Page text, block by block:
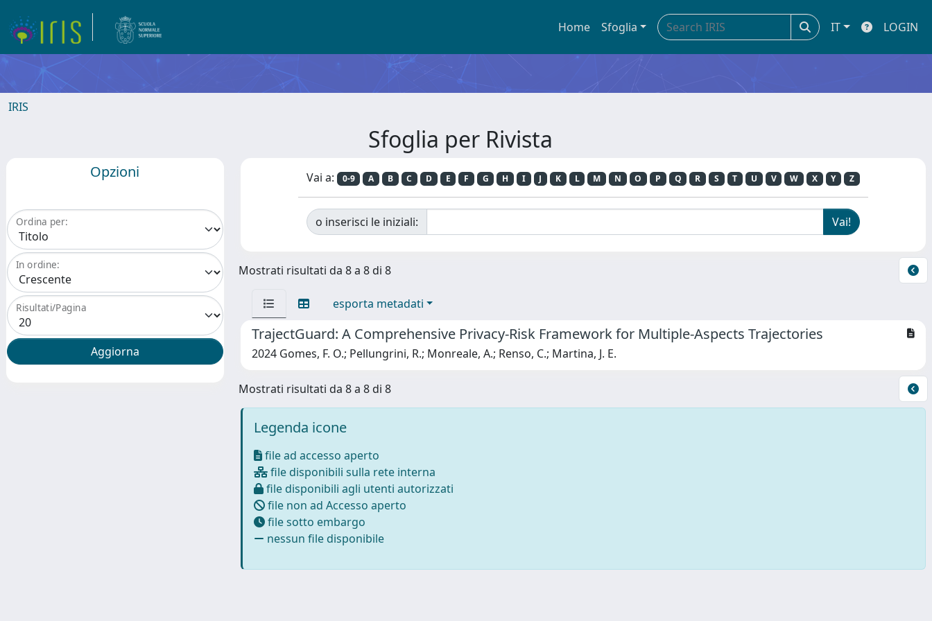
Home Sfoglia IT LOGIN
IRIS
Sfoglia per Rivista
Opzioni
Ordina per:
In ordine:
Risultati/Pagina
Vai a: 0-9 A B C D E F G H I J K L M N O P Q R S T U V W X Y Z
o inserisci le iniziali:
Mostrati risultati da 8 a 8 di 8
esporta metadati
TrajectGuard: A Comprehensive Privacy-Risk Framework for Multiple-Aspects Trajectories
2024 Gomes, F. O.; Pellungrini, R.; Monreale, A.; Renso, C.; Martina, J. E.
Mostrati risultati da 8 a 8 di 8
Legenda icone
file ad accesso aperto
file disponibili sulla rete interna
file disponibili agli utenti autorizzati
file non ad Accesso aperto
file sotto embargo
nessun file disponibile